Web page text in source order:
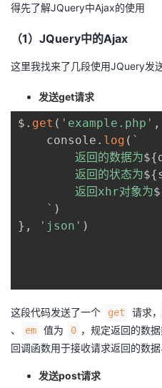
得先了解JQuery中Ajax的使用
（1）JQuery中的Ajax
这里我找来了几段使用JQuery发
发送get请求
$ . get ( 'example.php' ,
	console
. log ( `
		返回的数据为
${
		返回的状态为
${
		返回xhr对象为
` )
} , 'json' )
这段代码发送了一个 get 请求
、 em 值为 0 ，规定返回的数
回调函数用于接收请求返回的数
发送post请求